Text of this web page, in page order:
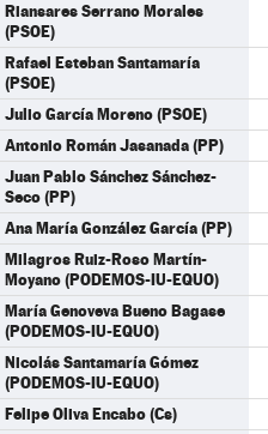
Riansares Serrano Morales
(PSOE)
Rafael Esteban Santamaría
(PSOE)
Julio García Moreno (PSOE)
Antonio Román Jasanada (PP)
Juan Pablo Sánchez Sánchez-
Seco (PP)
Ana María González García (PP)
Milagros Ruiz-Roso Martín-
Moyano (PODEMOS-IU-EQUO)
María Genoveva Bueno Bagase
(PODEMOS-IU-EQUO)
Nicolás Santamaría Gómez
(PODEMOS-IU-EQUO)
Felipe Oliva Encabo (Cs)